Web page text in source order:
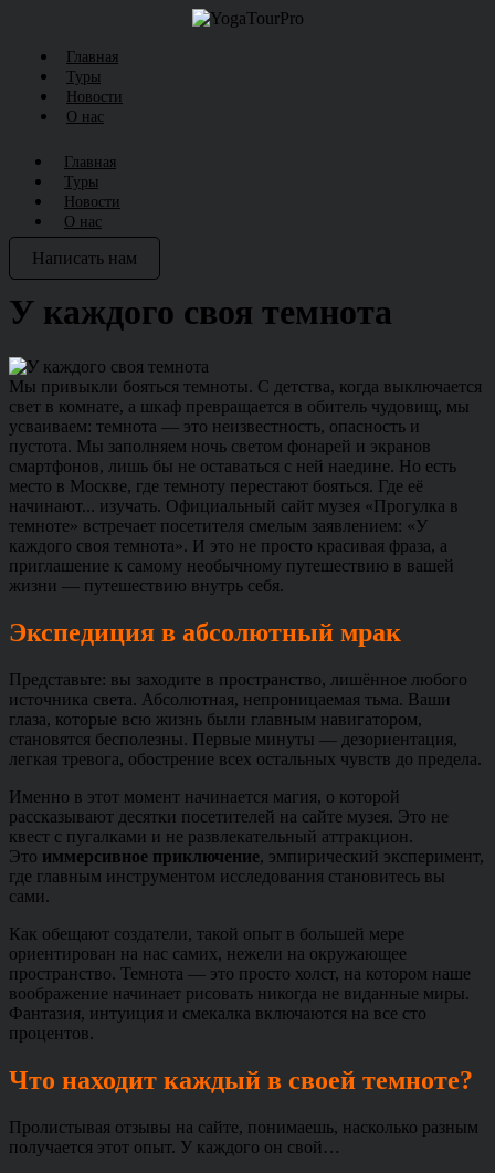
Главная
Туры
Новости
О нас
Главная
Туры
Новости
О нас
Написать нам
У каждого своя темнота
Мы привыкли бояться темноты. С детства, когда выключается
свет в комнате, а шкаф превращается в обитель чудовищ, мы
усваиваем: темнота — это неизвестность, опасность и
пустота. Мы заполняем ночь светом фонарей и экранов
смартфонов, лишь бы не оставаться с ней наедине. Но есть
место в Москве, где темноту перестают бояться. Где её
начинают... изучать. Официальный сайт музея «Прогулка в
темноте» встречает посетителя смелым заявлением: «У
каждого своя темнота». И это не просто красивая фраза, а
приглашение к самому необычному путешествию в вашей
жизни — путешествию внутрь себя.
Экспедиция в абсолютный мрак
Представьте: вы заходите в пространство, лишённое любого
источника света. Абсолютная, непроницаемая тьма. Ваши
глаза, которые всю жизнь были главным навигатором,
становятся бесполезны. Первые минуты — дезориентация,
легкая тревога, обострение всех остальных чувств до предела.
Именно в этот момент начинается магия, о которой
рассказывают десятки посетителей на сайте музея. Это не
квест с пугалками и не развлекательный аттракцион.
Это иммерсивное приключение, эмпирический эксперимент,
где главным инструментом исследования становитесь вы
сами.
Как обещают создатели, такой опыт в большей мере
ориентирован на нас самих, нежели на окружающее
пространство. Темнота — это просто холст, на котором наше
воображение начинает рисовать никогда не виданные миры.
Фантазия, интуиция и смекалка включаются на все сто
процентов.
Что находит каждый в своей темноте?
Пролистывая отзывы на сайте, понимаешь, насколько разным
получается этот опыт. У каждого он свой…